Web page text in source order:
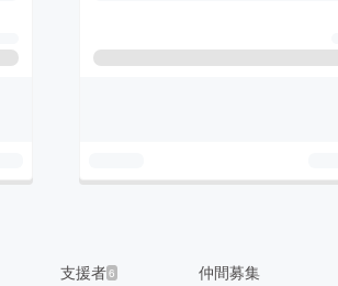
支援者6 仲間募集